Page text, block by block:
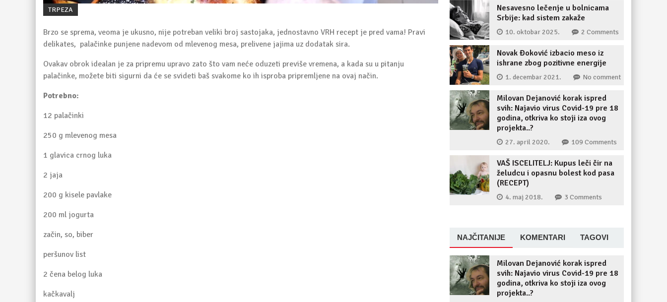
TRPEZA
Brzo se sprema, veoma je ukusno, nije potreban veliki broj sastojaka, jednostavno VRH recept je pred vama! Pravi
delikates, palačinke punjene nadevom od mlevenog mesa, prelivene jajima uz dodatak sira.
Ovakav obrok idealan je za pripremu upravo zato što vam neće oduzeti previše vremena, a kada su u pitanju
palačinke, možete biti sigurni da će se svideti baš svakome ko ih isproba pripremljene na ovaj način.
Potrebno:
12 palačinki
250 g mlevenog mesa
1 glavica crnog luka
2 jaja
200 g kisele pavlake
200 ml jogurta
začin, so, biber
peršunov list
2 čena belog luka
kačkavalj
Nesavesno lečenje u bolnicama
Srbije: kad sistem zakaže
10. oktobar 2025. 2 Comments
Novak Đoković izbacio meso iz
ishrane zbog pozitivne energije
1. decembar 2021. No comment
Milovan Dejanović korak ispred
svih: Najavio virus Covid-19 pre 18
godina, otkriva ko stoji iza ovog
projekta..?
27. april 2020. 109 Comments
VAŠ ISCELITELJ: Kupus leči čir na
želudcu i opasnu bolest kod pasa
(RECEPT)
4. maj 2018. 3 Comments
NAJČITANIJE KOMENTARI TAGOVI
Milovan Dejanović korak ispred
svih: Najavio virus Covid-19 pre 18
godina, otkriva ko stoji iza ovog
projekta..?